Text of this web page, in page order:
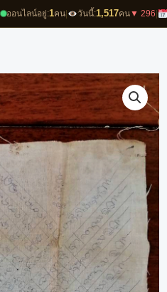
ออนไลน์อยู่:1คน วันนี้:1,517คน▼ 296